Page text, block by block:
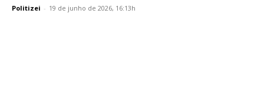
Politizei - 19 de junho de 2026, 16:13h